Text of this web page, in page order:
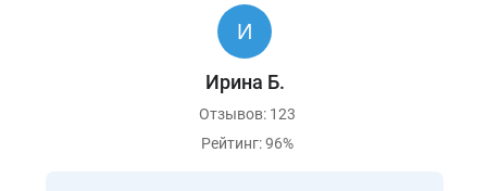
Ирина Б.
Отзывов: 123
Рейтинг: 96%